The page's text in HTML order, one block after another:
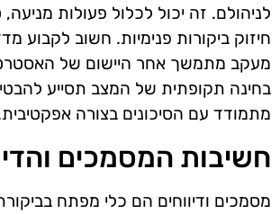
לניהולם. זה יכול לכלול פעולות מניעה,
חיזוק ביקורות פנימיות. חשוב לקבוע
מעקב מתמשך אחר היישום של
בחינה תקופתית של המצב תסייע
מתמודד עם הסיכונים בצורה
חשיבות המסמכים
מסמכים ודיווחים הם כלי מפתח